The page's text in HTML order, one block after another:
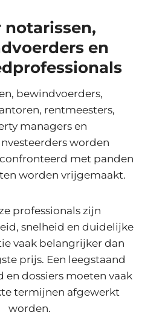
notarissen,
en
bewindvoerders,
rentmeesters,
managers en
worden
met panden
worden vrijgemaakt.
professionals zijn
snelheid en duidelijke
vaak belangrijker dan
prijs. Een leegstaand
en dossiers moeten vaak
termijnen afgewerkt
worden.